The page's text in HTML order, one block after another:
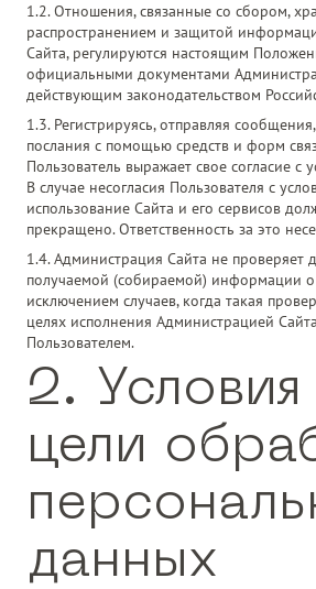
1.2. Отношения, связанные со сбором,
распространением и защитой
Сайта, регулируются настоящим
официальными документами
действующим законодательством
1.3. Регистрируясь, отправляя
послания с помощью средств и форм
Пользователь выражает свое согласие с
В случае несогласия Пользователя с
использование Сайта и его сервисов
прекращено. Ответственность за это
1.4. Администрация Сайта не проверяет
получаемой (собираемой) информации о
исключением случаев, когда такая
целях исполнения Администрацией
Пользователем.
2. Условия
цели
данных